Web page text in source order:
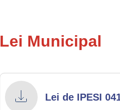
Lei Municipal
Lei de IPESI